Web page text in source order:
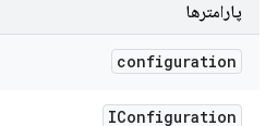
پارامترها
configuration
IConfiguration